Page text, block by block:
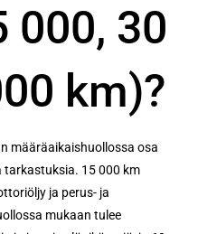
000, 30
km)?
määräaikaishuollossa osa
15 000 km
ja perus- ja
mukaan tulee